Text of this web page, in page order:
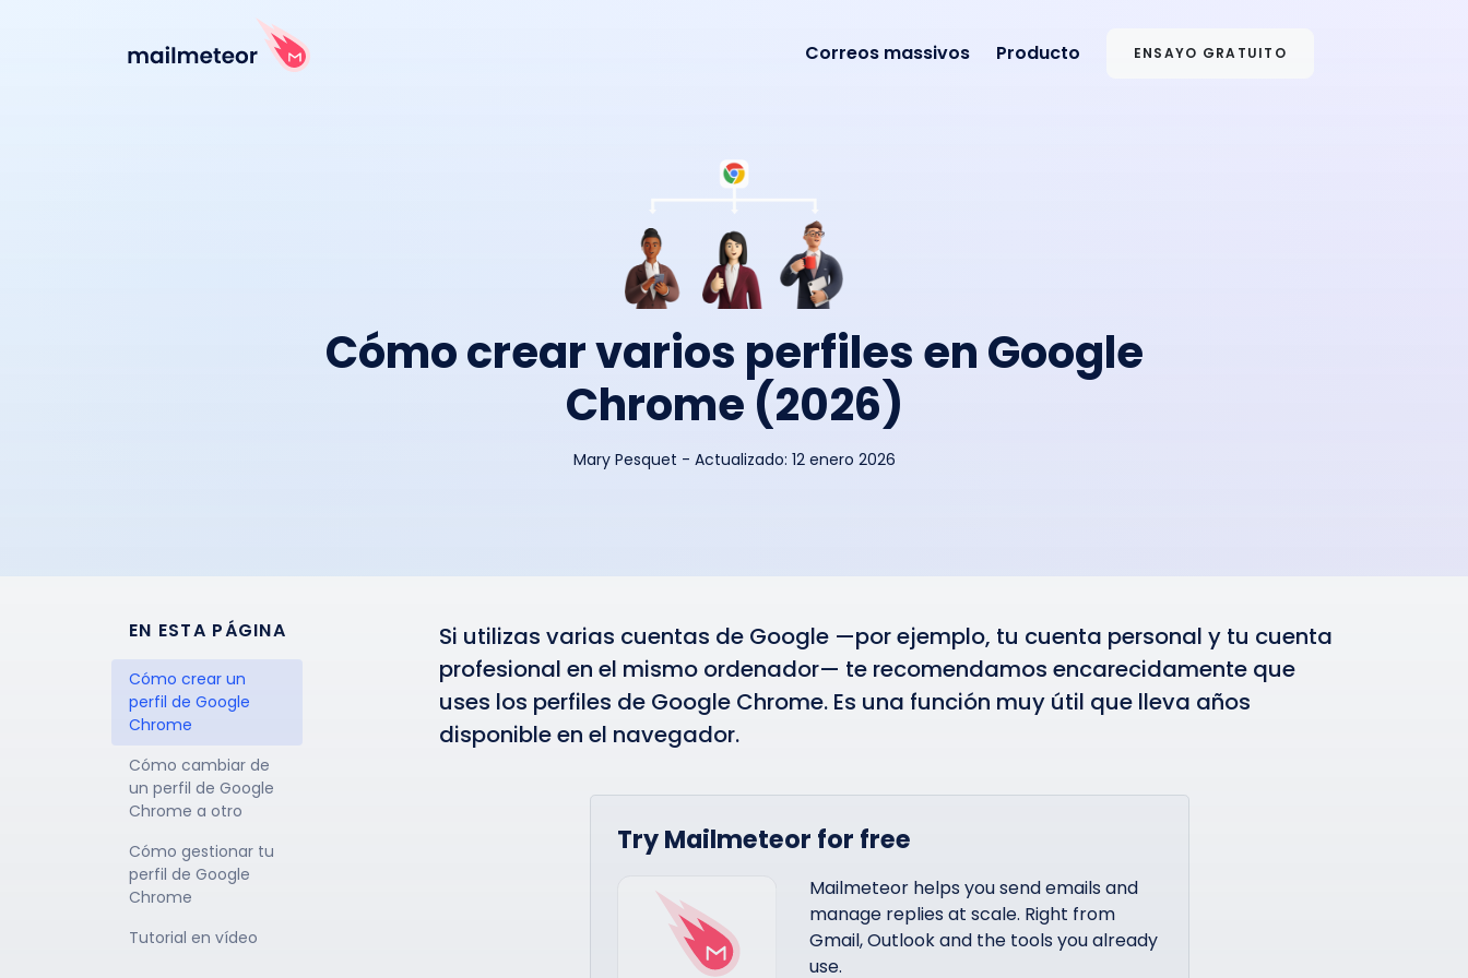
Correos massivos Producto ENSAYO GRATUITO
Cómo crear varios perfiles en Google
Chrome (2026)
Mary Pesquet - Actualizado: 12 enero 2026
EN ESTA PÁGINA
Cómo crear un
perfil de Google
Chrome
Cómo cambiar de
un perfil de Google
Chrome a otro
Cómo gestionar tu
perfil de Google
Chrome
Tutorial en vídeo
Si utilizas varias cuentas de Google —por ejemplo, tu cuenta personal y tu cuenta
profesional en el mismo ordenador— te recomendamos encarecidamente que
uses los perfiles de Google Chrome. Es una función muy útil que lleva años
disponible en el navegador.
Try Mailmeteor for free
Mailmeteor helps you send emails and
manage replies at scale. Right from
Gmail, Outlook and the tools you already
use.